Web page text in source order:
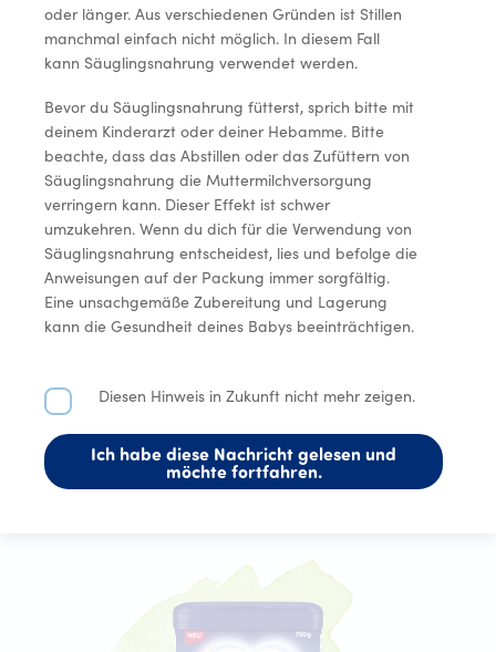
oder länger. Aus verschiedenen Gründen ist Stillen
manchmal einfach nicht möglich. In diesem Fall
kann Säuglingsnahrung verwendet werden.
Bevor du Säuglingsnahrung fütterst, sprich bitte mit
deinem Kinderarzt oder deiner Hebamme. Bitte
beachte, dass das Abstillen oder das Zufüttern von
Säuglingsnahrung die Muttermilchversorgung
verringern kann. Dieser Effekt ist schwer
umzukehren. Wenn du dich für die Verwendung von
Säuglingsnahrung entscheidest, lies und befolge die
Anweisungen auf der Packung immer sorgfältig.
Eine unsachgemäße Zubereitung und Lagerung
kann die Gesundheit deines Babys beeinträchtigen.
Diesen Hinweis in Zukunft nicht mehr zeigen.
Ich habe diese Nachricht gelesen und
möchte fortfahren.